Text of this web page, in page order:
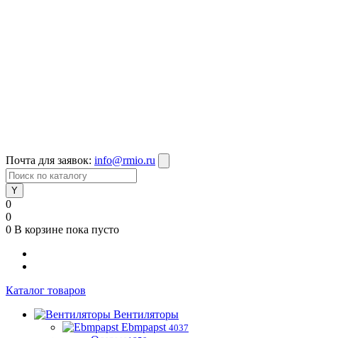
Почта для заявок: info@rmio.ru
0
0
0 В корзине пока пусто
Каталог товаров
Вентиляторы
Ebmpapst 4037